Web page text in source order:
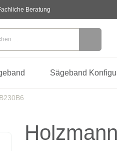
Beratung
Sägeband